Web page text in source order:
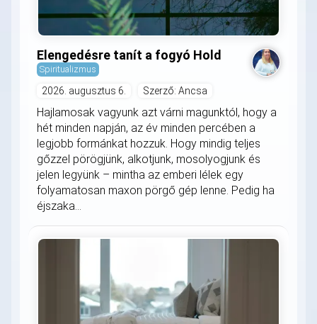
Elengedésre tanít a fogyó Hold
Spiritualizmus
2026. augusztus 6. Szerző: Ancsa
Hajlamosak vagyunk azt várni magunktól, hogy a
hét minden napján, az év minden percében a
legjobb formánkat hozzuk. Hogy mindig teljes
gőzzel pörögjünk, alkotjunk, mosolyogjunk és
jelen legyünk – mintha az emberi lélek egy
folyamatosan maxon pörgő gép lenne. Pedig ha
éjszaka...